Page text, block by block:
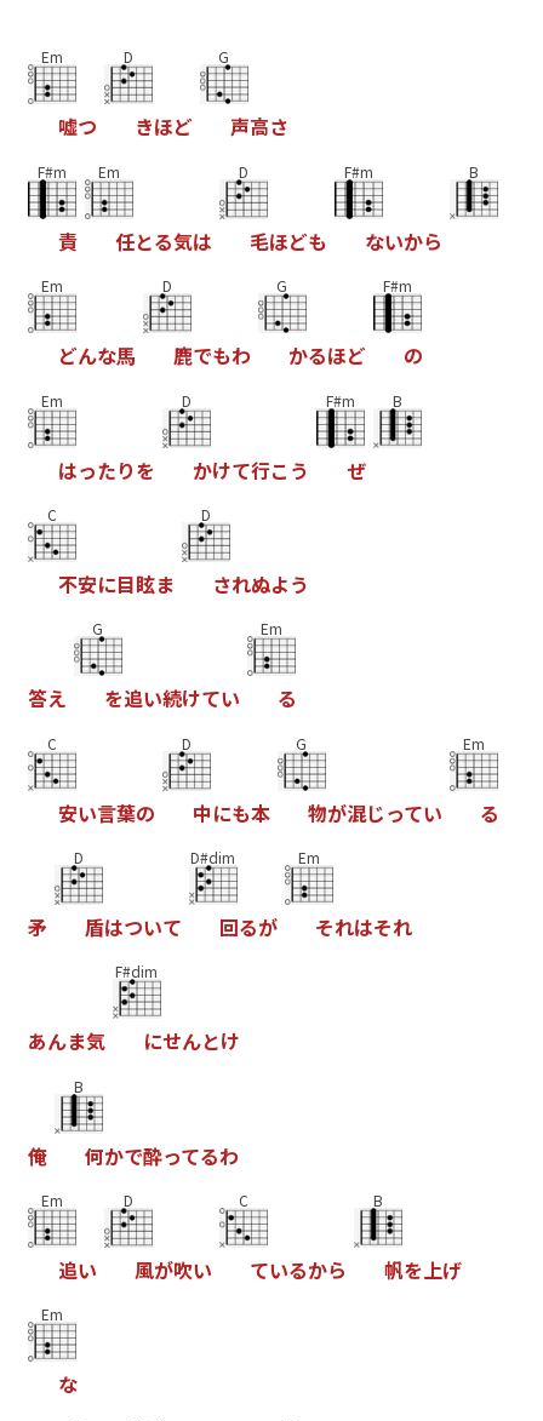
Em
嘘つ
D
きほど
G
声高さ
F#m
責
Em
任とる気は
D
毛ほども
F#m
ないから
B
Em
どんな馬
D
鹿でもわ
G
かるほど
F#m
の
Em
はったりを
D
かけて行こ う
F#m
ぜ
B
C
不安に目眩ま
D
されぬよう
答え
G
を追い続けてい
Em
る
C
安い言葉の
D
中にも本
G
物が混じってい
Em
る
矛
D
盾はついて
D#dim
回るが
Em
それはそれ
あんま気
F#dim
にせんとけ
俺
B
何かで酔ってるわ
Em
追い
D
風が吹い
C
ているから
B
帆を上げ
Em
な